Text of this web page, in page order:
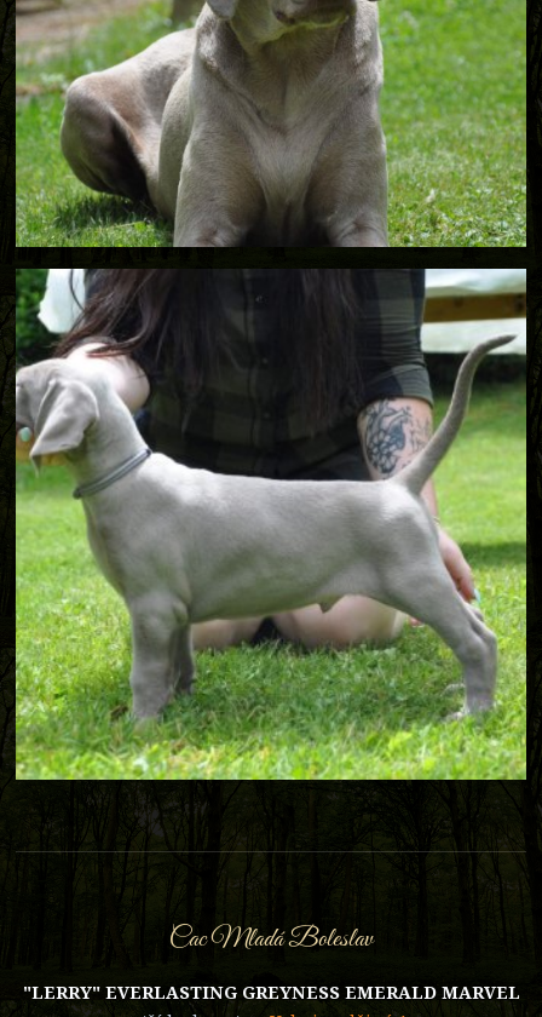
Cac Mladá Boleslav
"LERRY" EVERLASTING GREYNESS EMERALD MARVEL